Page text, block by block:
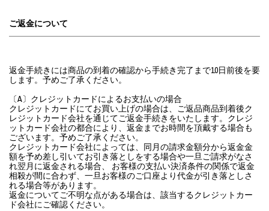
ご返金について
返金手続きには商品の到着の確認から手続き完了まで10日前後を要
します。予めご了承ください。
〔A〕クレジットカードによるお支払いの場合
クレジットカードにてお買い上げの場合は、ご返品商品到着後ク
レジットカード会社を通じてご返金手続きをいたします。クレジ
ットカード会社の都合により、返金までお時間を頂戴する場合も
ございます。予めご了承ください。
クレジットカード会社によっては、同月の請求金額分から返金金
額を予め差し引いてお引き落としをする場合や一旦ご請求がなさ
れ翌月に返金される場合、 お客様の支払い決済条件の関係で返金
相殺が間に合わず、一旦お客様のご口座より代金が引き落としさ
れる場合等があります。
返金についてご不明な点がある場合は、該当するクレジットカー
ド会社にご確認ください。